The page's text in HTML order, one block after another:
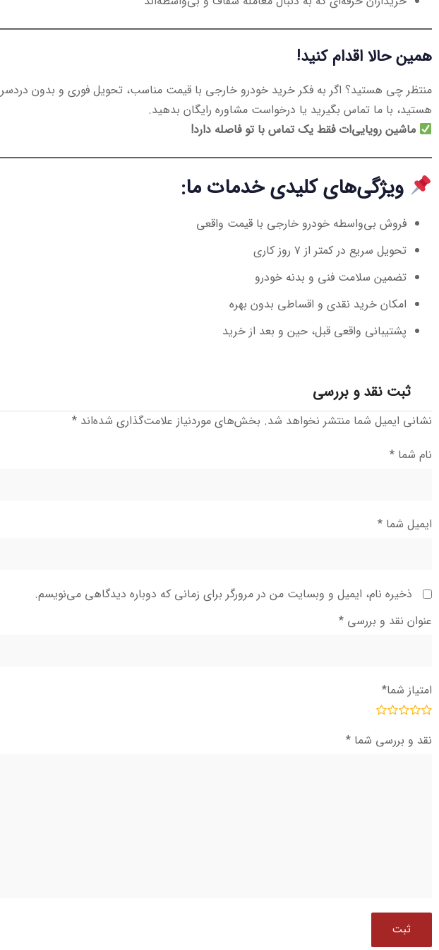
همین حالا اقدام کنید!
منتظر چی هستید؟ اگر به فکر خرید خودرو خارجی با قیمت مناسب، تحویل فوری و بدون دردسر
هستید، با ما تماس بگیرید یا درخواست مشاوره رایگان بدهید.
ماشین رویایی‌ات فقط یک تماس با تو فاصله دارد!
ویژگی‌های کلیدی خدمات ما:
فروش بی‌واسطه خودرو خارجی با قیمت واقعی
تحویل سریع در کمتر از ۷ روز کاری
تضمین سلامت فنی و بدنه خودرو
امکان خرید نقدی و اقساطی بدون بهره
پشتیبانی واقعی قبل، حین و بعد از خرید
ثبت نقد و بررسی
نشانی ایمیل شما منتشر نخواهد شد. بخش‌های موردنیاز علامت‌گذاری شده‌اند *
نام شما *
ایمیل شما *
ذخیره نام، ایمیل و وبسایت من در مرورگر برای زمانی که دوباره دیدگاهی می‌نویسم.
عنوان نقد و بررسی *
امتیاز شما*
نقد و بررسی شما *